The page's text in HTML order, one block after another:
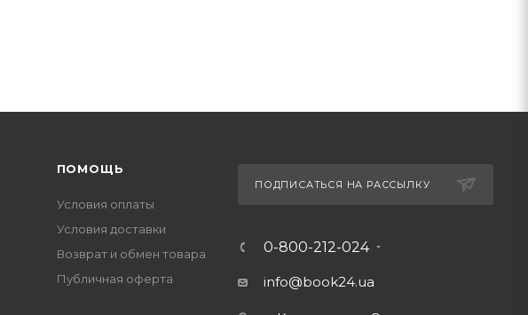
ПОМОЩЬ
Условия оплаты
Условия доставки
Возврат и обмен товара
Публичная оферта
ПОДПИСАТЬСЯ НА РАССЫЛКУ
0-800-212-024
info@book24.ua